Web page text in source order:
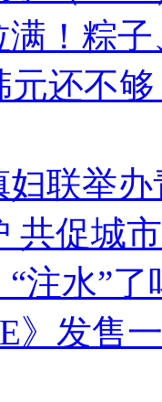
！粽
元还不
联举
共促城
注水”了
》发售